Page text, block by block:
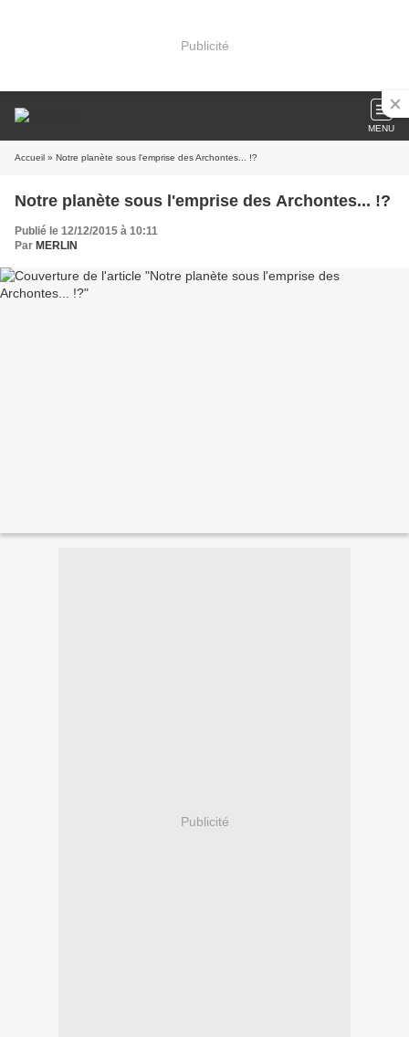
Publicité
MENU
Accueil » Notre planète sous l'emprise des Archontes... !?
Notre planète sous l'emprise des Archontes... !?
Publié le 12/12/2015 à 10:11
Par MERLIN
Publicité